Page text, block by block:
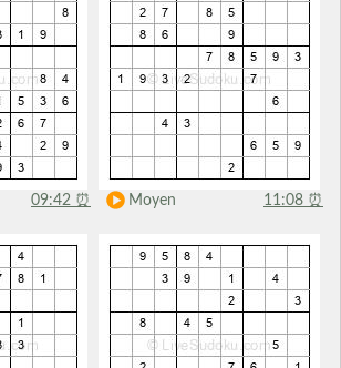
09:42 ⏰ Moyen 11:08 ⏰